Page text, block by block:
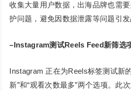
收集大量用户数据，出海品牌也需
护问题，避免因数据泄露等问题引发
–Instagram测试Reels Feed新筛选
Instagram 正在为Reels标签测试新
新”和“观看次数最多”两个选项。此